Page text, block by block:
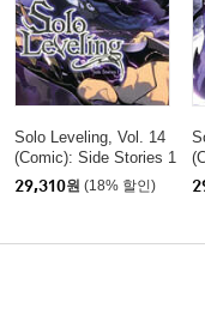
Solo Leveling, Vol. 14
(Comic): Side Stories 1
29,310원 (18% 할인)